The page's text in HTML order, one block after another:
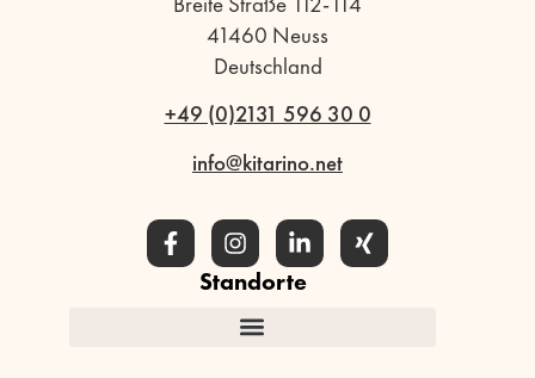
41460 Neuss
Deutschland
+49 (0)2131 596 30 0
info@kitarino.net
Standorte